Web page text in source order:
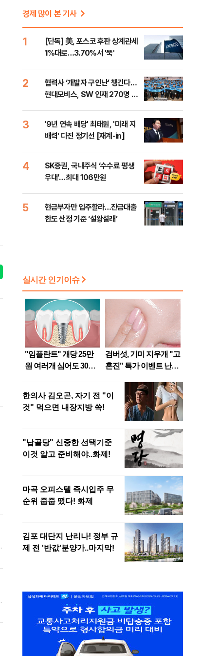
경제 많이 본 기사
1
[단독] 美, 포스코 후판 상계관세
1%대로…3.70%서 '뚝'
2
협력사 ‘개발자 구인난’ 챙긴다…
현대모비스, SW 인재 270명 육
3
'9년 연속 배당' 최태원, '미래 지
배력' 다진 정기선 [재계-in]
4
SK증권, 국내주식 ‘수수료 평생
우대’…최대 106만원
5
현금부자만 입주할라…잔금대출
한도 산정 기준 ‘설왕설래’